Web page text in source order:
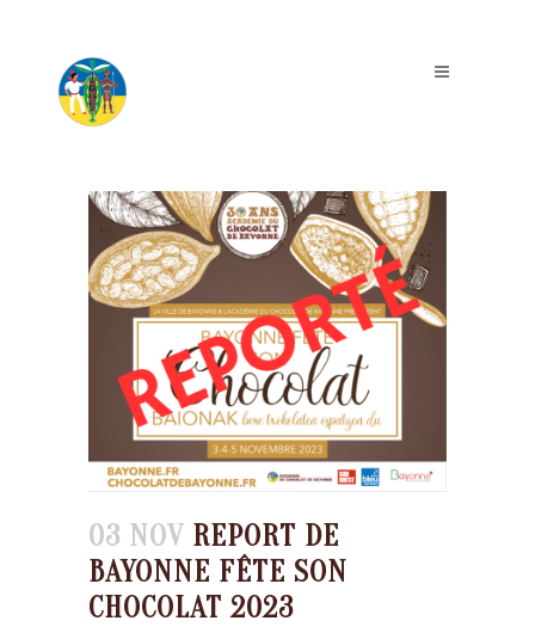
03 NOV REPORT DE
BAYONNE FÊTE SON
CHOCOLAT 2023